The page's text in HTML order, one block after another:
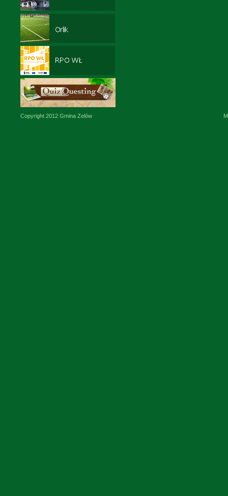
Copyright 2012 Gmina Zelów